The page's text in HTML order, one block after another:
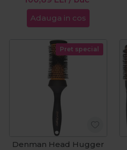
Adauga in cos
Pret special
Denman Head Hugger